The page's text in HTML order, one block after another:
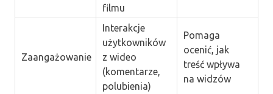
filmu
Zaangażowanie
Interakcje
użytkowników
z wideo
(komentarze,
polubienia)
Pomaga
ocenić, jak
treść wpływa
na widzów